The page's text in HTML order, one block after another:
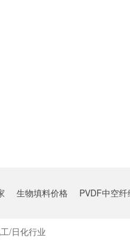
生物填料价格 PVDF中空
/日化行业